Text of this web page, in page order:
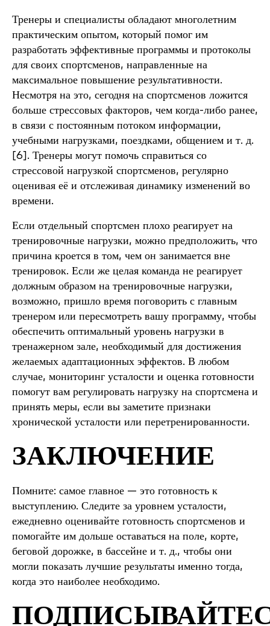
Тренеры и специалисты обладают многолетним
практическим опытом, который помог им
разработать эффективные программы и протоколы
для своих спортсменов, направленные на
максимальное повышение результативности.
Несмотря на это, сегодня на спортсменов ложится
больше стрессовых факторов, чем когда-либо ранее,
в связи с постоянным потоком информации,
учебными нагрузками, поездками, общением и т. д.
[6]. Тренеры могут помочь справиться со
стрессовой нагрузкой спортсменов, регулярно
оценивая её и отслеживая динамику изменений во
времени.
Если отдельный спортсмен плохо реагирует на
тренировочные нагрузки, можно предположить, что
причина кроется в том, чем он занимается вне
тренировок. Если же целая команда не реагирует
должным образом на тренировочные нагрузки,
возможно, пришло время поговорить с главным
тренером или пересмотреть вашу программу, чтобы
обеспечить оптимальный уровень нагрузки в
тренажерном зале, необходимый для достижения
желаемых адаптационных эффектов. В любом
случае, мониторинг усталости и оценка готовности
помогут вам регулировать нагрузку на спортсмена и
принять меры, если вы заметите признаки
хронической усталости или перетренированности.
ЗАКЛЮЧЕНИЕ
Помните: самое главное — это готовность к
выступлению. Следите за уровнем усталости,
ежедневно оценивайте готовность спортсменов и
помогайте им дольше оставаться на поле, корте,
беговой дорожке, в бассейне и т. д., чтобы они
могли показать лучшие результаты именно тогда,
когда это наиболее необходимо.